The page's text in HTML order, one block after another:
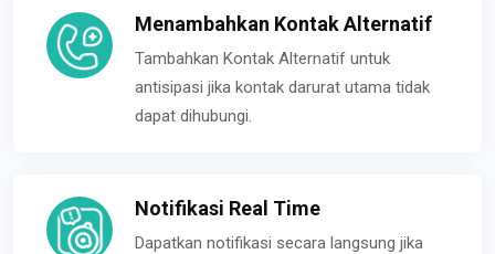
Menambahkan Kontak Alternatif
Tambahkan Kontak Alternatif untuk
antisipasi jika kontak darurat utama tidak
dapat dihubungi.
Notifikasi Real Time
Dapatkan notifikasi secara langsung jika